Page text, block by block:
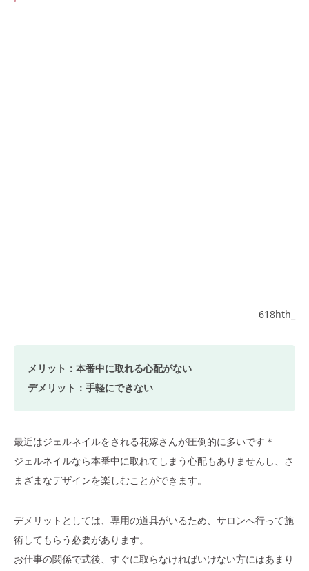
618hth_
メリット：本番中に取れる心配がない
デメリット：手軽にできない
最近はジェルネイルをされる花嫁さんが圧倒的に多いです＊
ジェルネイルなら本番中に取れてしまう心配もありませんし、さ
まざまなデザインを楽しむことができます。
デメリットとしては、専用の道具がいるため、サロンへ行って施
術してもらう必要があります。
お仕事の関係で式後、すぐに取らなければいけない方にはあまり